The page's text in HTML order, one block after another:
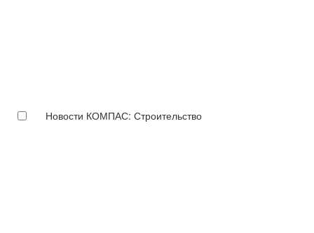
Новости КОМПАС: Строительство